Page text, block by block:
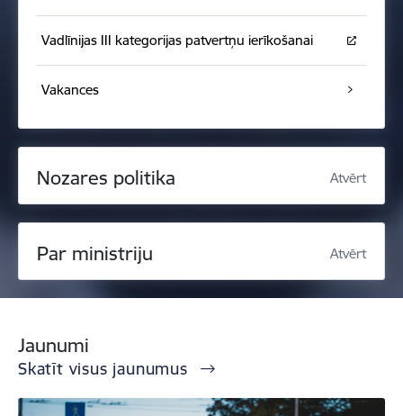
Vadlīnijas III kategorijas patvertņu ierīkošanai
Vakances
Nozares politika Atvērt
Par ministriju Atvērt
Jaunumi
Skatīt visus jaunumus